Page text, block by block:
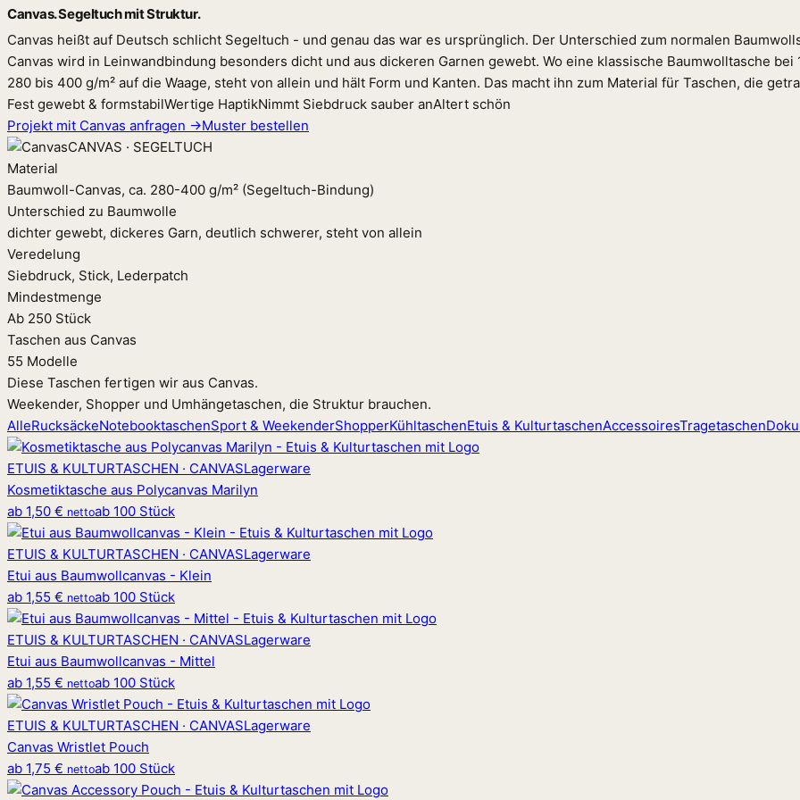
Canvas. Segeltuch mit Struktur.
Canvas heißt auf Deutsch schlicht Segeltuch - und genau das war es ursprünglich. Der Unterschied zum normalen
Canvas wird in Leinwandbindung besonders dicht und aus dickeren Garnen gewebt. Wo eine klassische Baumwolltasche
280 bis 400 g/m² auf die Waage, steht von allein und hält Form und Kanten. Das macht ihn zum Material für Taschen, die
Fest gewebt & formstabilWertige HaptikNimmt Siebdruck sauber anAltert schön
Projekt mit Canvas anfragen →Muster bestellen
CANVAS · SEGELTUCH
Material
Baumwoll-Canvas, ca. 280-400 g/m² (Segeltuch-Bindung)
Unterschied zu Baumwolle
dichter gewebt, dickeres Garn, deutlich schwerer, steht von allein
Veredelung
Siebdruck, Stick, Lederpatch
Mindestmenge
Ab 250 Stück
Taschen aus Canvas
55 Modelle
Diese Taschen fertigen wir aus Canvas.
Weekender, Shopper und Umhängetaschen, die Struktur brauchen.
AlleRucksäckeNotebooktaschenSport & WeekenderShopperKühltaschenEtuis & KulturtaschenAccessoiresTragetaschen
ETUIS & KULTURTASCHEN · CANVASLagerware
Kosmetiktasche aus Polycanvas Marilyn
ab 1,50 € nettoab 100 Stück
ETUIS & KULTURTASCHEN · CANVASLagerware
Etui aus Baumwollcanvas - Klein
ab 1,55 € nettoab 100 Stück
ETUIS & KULTURTASCHEN · CANVASLagerware
Etui aus Baumwollcanvas - Mittel
ab 1,55 € nettoab 100 Stück
ETUIS & KULTURTASCHEN · CANVASLagerware
Canvas Wristlet Pouch
ab 1,75 € nettoab 100 Stück